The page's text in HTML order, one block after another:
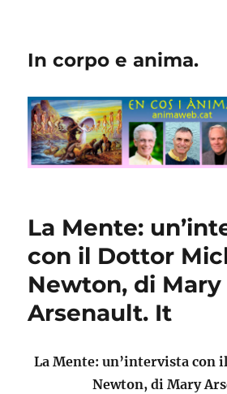
In corpo e anima.
La Mente:
con il Dottor
Newton, di Mary
Arsenault. It
La Mente: un’intervista con
Newton, di Mary